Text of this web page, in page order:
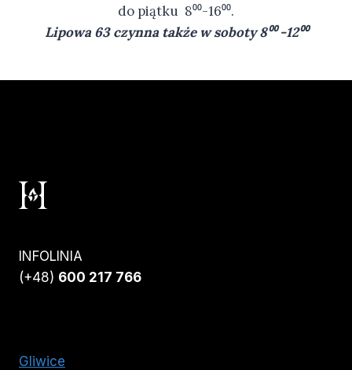
do piątku 8⁰⁰-16⁰⁰.
Lipowa 63 czynna także w soboty 8⁰⁰ -12⁰⁰
INFOLINIA
(+48) 600 217 766
Gliwice